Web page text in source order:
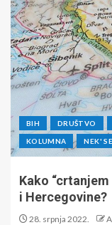
BIH DRUŠTVO
KOLUMNA NEK'
Kako
i Hercegovine?
28. srpnja 2022.